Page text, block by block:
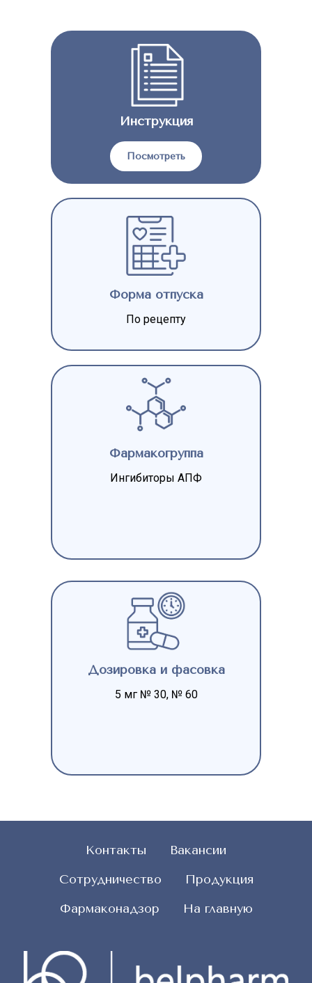
Дозировка и фасовка
5 мг № 30, № 60
Форма отпуска
По рецепту
Фармакогруппа
Ингибиторы АПФ
Инструкция
Посмотреть
Контакты
Вакансии
Сотрудничество
Продукция
Фармаконадзор
На главную